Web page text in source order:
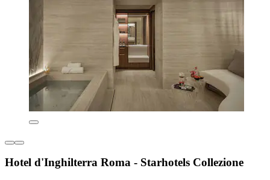
Hotel d'Inghilterra Roma - Starhotels Collezione